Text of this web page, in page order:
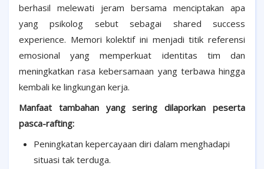
berhasil melewati jeram bersama menciptakan apa
yang psikolog sebut sebagai shared success
experience. Memori kolektif ini menjadi titik referensi
emosional yang memperkuat identitas tim dan
meningkatkan rasa kebersamaan yang terbawa hingga
kembali ke lingkungan kerja.
Manfaat tambahan yang sering dilaporkan peserta
pasca-rafting:
Peningkatan kepercayaan diri dalam menghadapi
situasi tak terduga.